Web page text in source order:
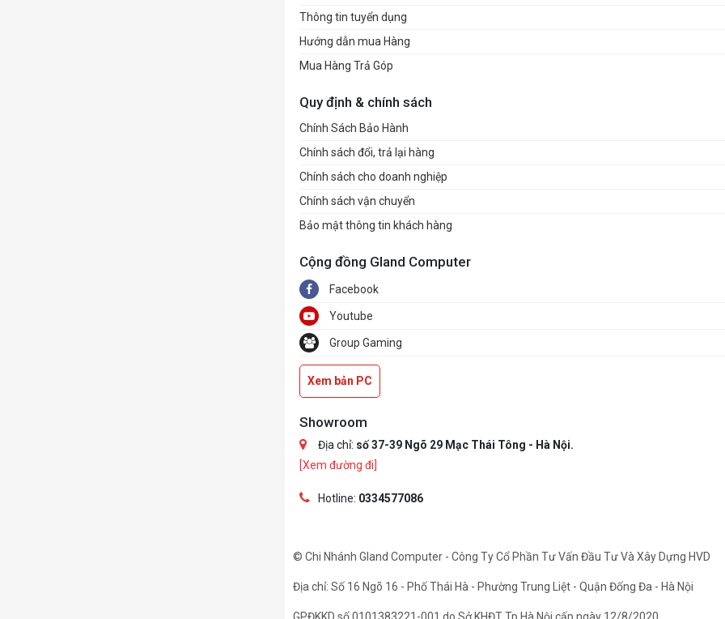
Thông tin tuyển dụng
Hướng dẫn mua Hàng
Mua Hàng Trả Góp
Quy định & chính sách
Chính Sách Bảo Hành
Chính sách đổi, trả lại hàng
Chính sách cho doanh nghiệp
Chính sách vận chuyển
Bảo mật thông tin khách hàng
Cộng đồng Gland Computer
Facebook
Youtube
Group Gaming
Xem bản PC
Showroom
Địa chỉ: số 37-39 Ngõ 29 Mạc Thái Tông - Hà Nội.
[Xem đường đi]
Hotline: 0334577086
© Chi Nhánh Gland Computer - Công Ty Cổ Phần Tư Vấn Đầu Tư Và Xây Dựng HVD
Địa chỉ: Số 16 Ngõ 16 - Phố Thái Hà - Phường Trung Liệt - Quận Đống Đa - Hà Nội